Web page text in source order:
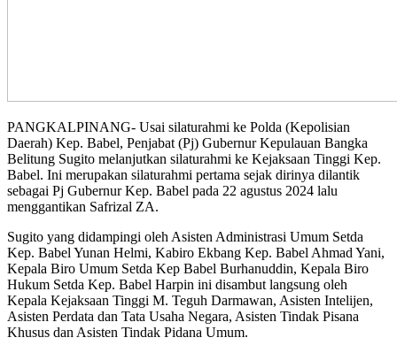
PANGKALPINANG- Usai silaturahmi ke Polda (Kepolisian
Daerah) Kep. Babel, Penjabat (Pj) Gubernur Kepulauan Bangka
Belitung Sugito melanjutkan silaturahmi ke Kejaksaan Tinggi Kep.
Babel. Ini merupakan silaturahmi pertama sejak dirinya dilantik
sebagai Pj Gubernur Kep. Babel pada 22 agustus 2024 lalu
menggantikan Safrizal ZA.
Sugito yang didampingi oleh Asisten Administrasi Umum Setda
Kep. Babel Yunan Helmi, Kabiro Ekbang Kep. Babel Ahmad Yani,
Kepala Biro Umum Setda Kep Babel Burhanuddin, Kepala Biro
Hukum Setda Kep. Babel Harpin ini disambut langsung oleh
Kepala Kejaksaan Tinggi M. Teguh Darmawan, Asisten Intelijen,
Asisten Perdata dan Tata Usaha Negara, Asisten Tindak Pisana
Khusus dan Asisten Tindak Pidana Umum.